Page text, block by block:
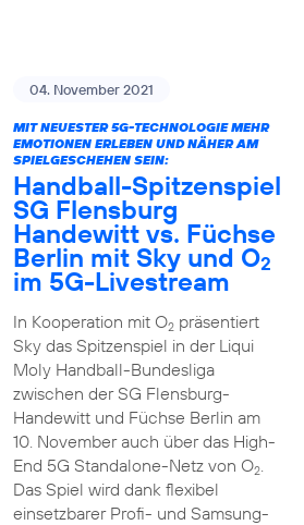
04. November 2021
MIT NEUESTER 5G-TECHNOLOGIE MEHR
EMOTIONEN ERLEBEN UND NÄHER AM
SPIELGESCHEHEN SEIN:
Handball-Spitzenspiel
SG Flensburg
Handewitt vs. Füchse
Berlin mit Sky und O2
im 5G-Livestream
In Kooperation mit O2präsentiert
Sky das Spitzenspiel in der Liqui
Moly Handball-Bundesliga
zwischen der SG Flensburg-
Handewitt und Füchse Berlin am
10. November auch über das High-
End 5G Standalone-Netz von O2.
Das Spiel wird dank flexibel
einsetzbarer Profi- und Samsung-